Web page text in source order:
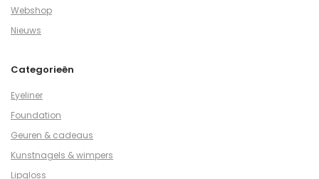
Webshop
Nieuws
Categorieën
Eyeliner
Foundation
Geuren & cadeaus
Kunstnagels & wimpers
Lipgloss